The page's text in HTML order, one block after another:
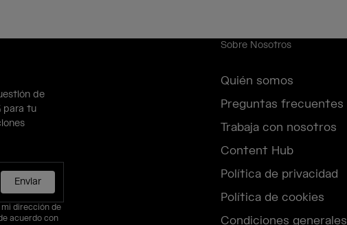
de
para tu
Enviar
dirección de
acuerdo con
Sobre Nosotros
Quién somos
Preguntas frecuentes
Trabaja con nosotros
Content Hub
Política de privacidad
Política de cookies
Condiciones generales